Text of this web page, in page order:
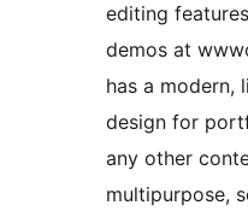
editing
demos at
has a modern,
design for
any other
multipurpose,